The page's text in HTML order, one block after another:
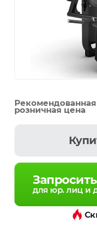
Рекомендованная
розничная цена
для юр. лиц и